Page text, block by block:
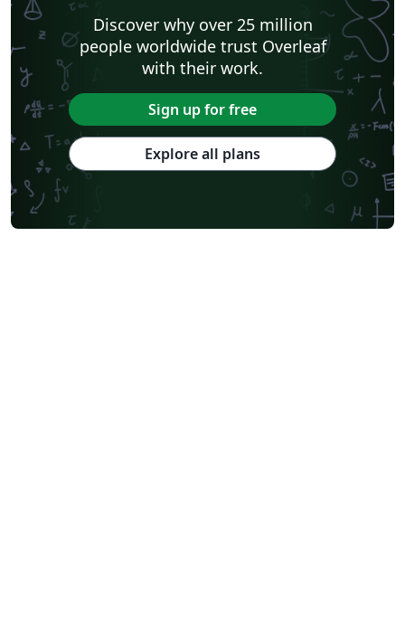
Discover why over 25 million
people worldwide trust Overleaf
with their work.
Sign up for free
Explore all plans